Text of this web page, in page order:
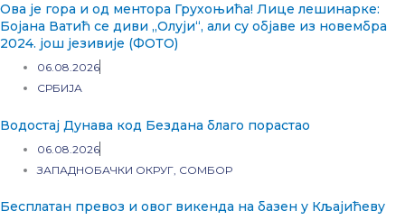
Ова је гора и од ментора Грухоњића! Лице лешинарке:
Бојана Ватић се диви „Олуји“, али су објаве из новембра
2024. још језивије (ФОТО)
06.08.2026
СРБИЈА
Водостај Дунава код Бездана благо порастао
06.08.2026
ЗАПАДНОБАЧКИ ОКРУГ СОМБОР
Бесплатан превоз и овог викенда на базен у Кљајићеву